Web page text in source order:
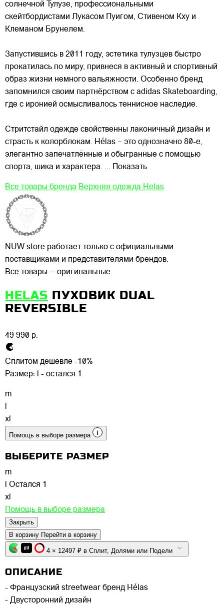
солнечной Тулузе, профессиональными
скейтбордистами Лукасом Пуигом, Стивеном Кху и
Клеманом Брунелем.
Запустившись в 2011 году, эстетика тулузцев быстро
прокатилась по миру, привнеся в активный и спортивный
образ жизни немного вальяжности. Особенно бренд
запомнился своим партнёрством с adidas Skateboarding,
где с иронией осмысливалось теннисное наследие.
Стритстайл одежде свойственны лаконичный дизайн и
страсть к колорблокам. Hélas – это однозначно 80-е,
элегантно запечатлённые и обыгранные с помощью
спорта, шика и характера. ... Показать
Все товары бренда Верхняя одежда Helas
NUW store работает только с официальными
поставщиками и представителями брендов.
Все товары — оригинальные.
HELAS ПУХОВИК DUAL
REVERSIBLE
49 990 р.
Сплитом дешевле -10%
Размер: l - остался 1
m
l
xl
Помощь в выборе размера
ВЫБЕРИТЕ РАЗМЕР
m
Остался 1
xl
Помощь в выборе размера
Закрыть
В корзину Перейти в корзину
4 × 12497 ₽ в Сплит, Долями или Подели
ОПИСАНИЕ
- Французский streetwear бренд Hélas
- Двусторонний дизайн